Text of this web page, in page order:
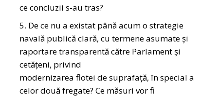
ce concluzii s-au tras?
5. De ce nu a existat până acum o strategie
navală publică clară, cu termene asumate şi
raportare transparentă către Parlament şi
cetăţeni, privind
modernizarea flotei de suprafaţă, în special a
celor două fregate? Ce măsuri vor fi